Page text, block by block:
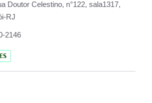
Doutor Celestino, n°122, sala1317,
RJ
2146